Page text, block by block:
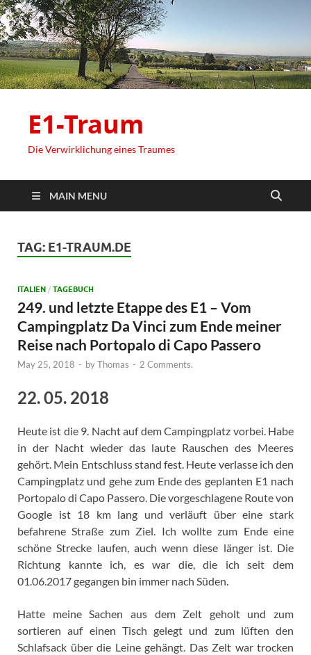
E1-Traum
Die Verwirklichung eines Traumes
MAIN MENU
TAG: E1-TRAUM.DE
ITALIEN / TAGEBUCH
249. und letzte Etappe des E1 – Vom
Campingplatz Da Vinci zum Ende meiner
Reise nach Portopalo di Capo Passero
May 25, 2018 - byThomas - 2 Comments.
22. 05. 2018
Heute ist die 9. Nacht auf dem Campingplatz vorbei. Habe
in der Nacht wieder das laute Rauschen des Meeres
gehört. Mein Entschluss stand fest. Heute verlasse ich den
Campingplatz und gehe zum Ende des geplanten E1 nach
Portopalo di Capo Passero. Die vorgeschlagene Route von
Google ist 18 km lang und verläuft über eine stark
befahrene Straße zum Ziel. Ich wollte zum Ende eine
schöne Strecke laufen, auch wenn diese länger ist. Die
Richtung kannte ich, es war die, die ich seit dem
01.06.2017 gegangen bin immer nach Süden.
Hatte meine Sachen aus dem Zelt geholt und zum
sortieren auf einen Tisch gelegt und zum lüften den
Schlafsack über die Leine gehängt. Das Zelt war trocken